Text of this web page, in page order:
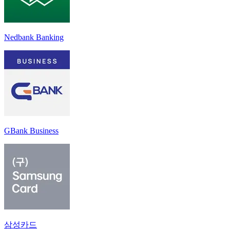
Nedbank Banking
GBank Business
삼성카드